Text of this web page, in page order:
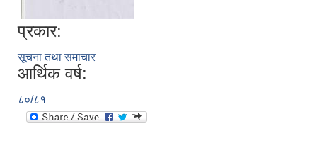
प्रकार:
सूचना तथा समाचार
आर्थिक वर्ष:
८०/८१